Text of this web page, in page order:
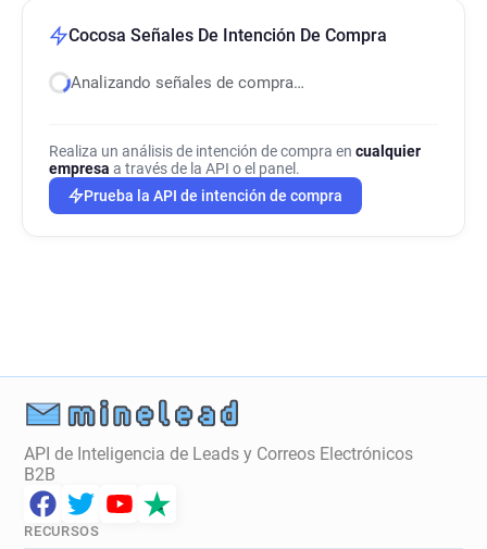
Cocosa Señales De Intención De Compra
Analizando señales de compra…
Realiza un análisis de intención de compra en cualquier
empresa a través de la API o el panel.
Prueba la API de intención de compra
API de Inteligencia de Leads y Correos Electrónicos
B2B
RECURSOS